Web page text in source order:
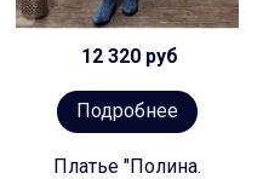
12 320 руб
Подробнее
Платье "Полина.